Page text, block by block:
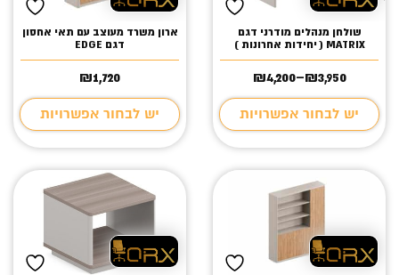
שולחן מנהלים מודרני דגם
MATRIX ( יחידות אחרונות )
₪3,950
–
₪4,200
טווח
מחירים:
עד
יש לבחור אפשרויות
ארון משרד מעוצב עם תאי אחסון
דגם EDGE
₪1,720
יש לבחור אפשרויות